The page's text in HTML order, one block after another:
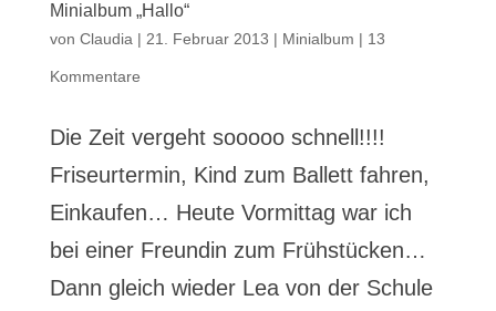
Minialbum „Hallo“
von Claudia | 21. Februar 2013 | Minialbum | 13
Kommentare
Die Zeit vergeht sooooo schnell!!!!
Friseurtermin, Kind zum Ballett fahren,
Einkaufen… Heute Vormittag war ich
bei einer Freundin zum Frühstücken…
Dann gleich wieder Lea von der Schule